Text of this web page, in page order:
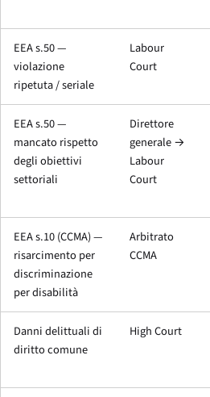
EEA s.50 —
violazione
ripetuta / seriale
Labour
Court
EEA s.50 —
mancato rispetto
degli obiettivi
settoriali
Direttore
generale →
Labour
Court
EEA s.10 (CCMA) —
risarcimento per
discriminazione
per disabilità
Arbitrato
CCMA
Danni delittuali di
diritto comune
High Court